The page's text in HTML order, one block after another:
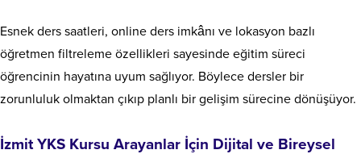
Esnek ders saatleri, online ders imkânı ve lokasyon bazlı
öğretmen filtreleme özellikleri sayesinde eğitim süreci
öğrencinin hayatına uyum sağlıyor. Böylece dersler bir
zorunluluk olmaktan çıkıp planlı bir gelişim sürecine dönüşüyor.
İzmit YKS Kursu Arayanlar İçin Dijital ve Bireysel